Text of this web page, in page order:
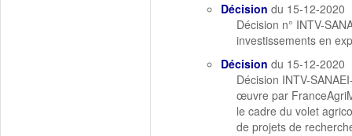
Décision du 15-12-2020
Décision n° INTV-
investissements en
Décision du 15-12-2020
Décision INTV-
œuvre par
le cadre du volet
de projets de